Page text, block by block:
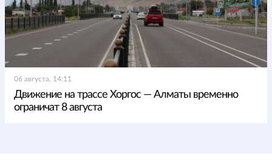
06 августа, 14:11
Движение на трассе Хоргос — Алматы временно
ограничат 8 августа